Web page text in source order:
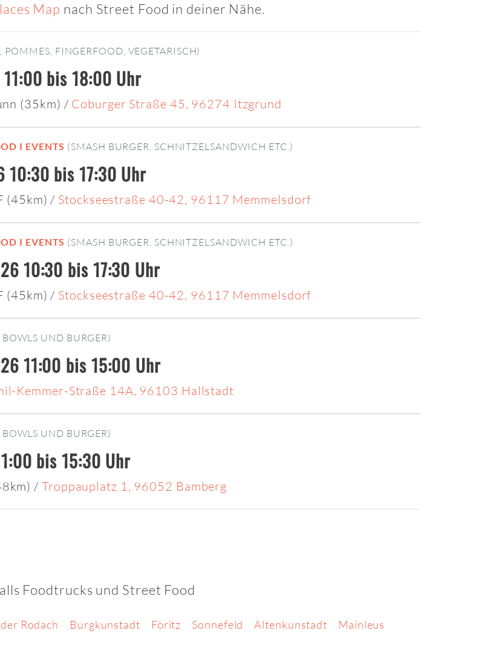
Map nach Street Food in deiner Nähe.
POMMES, FINGERFOOD, VEGETARISCH)
bis 18:00 Uhr
(35km) / Coburger Straße 45, 96274 Itzgrund
I EVENTS (SMASH BURGER, SCHNITZELSANDWICH ETC.)
10:30 bis 17:30 Uhr
(45km)/ Stockseestraße 40-42, 96117 Memmelsdorf
I EVENTS (SMASH BURGER, SCHNITZELSANDWICH ETC.)
10:30 bis 17:30 Uhr
(45km)/ Stockseestraße 40-42, 96117 Memmelsdorf
UND BURGER)
11:00 bis 15:00 Uhr
Kemmer-Straße 14A, 96103 Hallstadt
UND BURGER)
bis 15:30 Uhr
/ Troppauplatz 1, 96052 Bamberg
Foodtrucks und Street Food
Rodach Burgkunstadt Föritz Sonnefeld Altenkunstadt
Mainleus